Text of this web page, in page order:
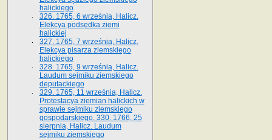
halickiego
326. 1765, 6 września, Halicz.
Elekcya podsędka ziemi
halickiej
327. 1765, 7 września, Halicz.
Elekcya pisarza ziemskiego
halickiego
328. 1765, 9 września, Halicz.
Laudum sejmiku ziemskiego
deputackiego
329. 1765, 11 września, Halicz.
Protestacya ziemian halickich w
sprawie sejmiku ziemskiego
gospodarskiego. 330. 1766, 25
sierpnia, Halicz. Laudum
sejmiku ziemskiego